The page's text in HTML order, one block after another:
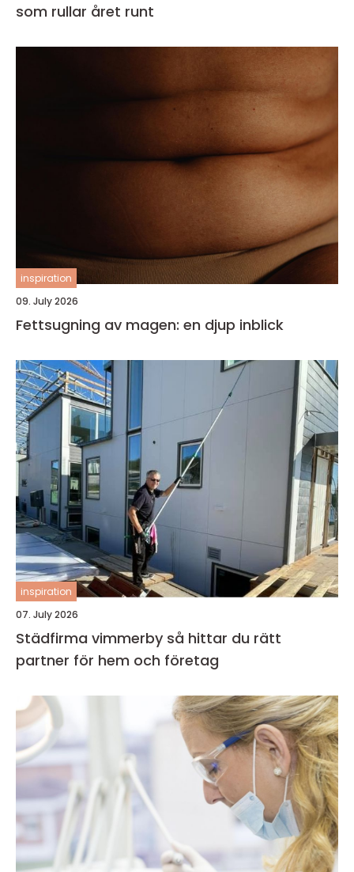
som rullar året runt
inspiration
09. July 2026
Fettsugning av magen: en djup inblick
inspiration
07. July 2026
Städfirma vimmerby så hittar du rätt
partner för hem och företag